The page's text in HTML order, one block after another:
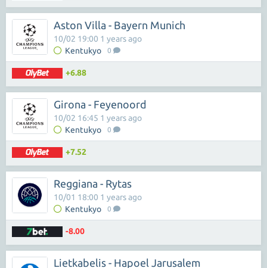
Aston Villa - Bayern Munich
Kentukyo 0
10/02 19:00 1 years ago
+6.88
Girona - Feyenoord
Kentukyo 0
10/02 16:45 1 years ago
+7.52
Reggiana - Rytas
Kentukyo 0
10/01 18:00 1 years ago
-8.00
Lietkabelis - Hapoel Jarusalem